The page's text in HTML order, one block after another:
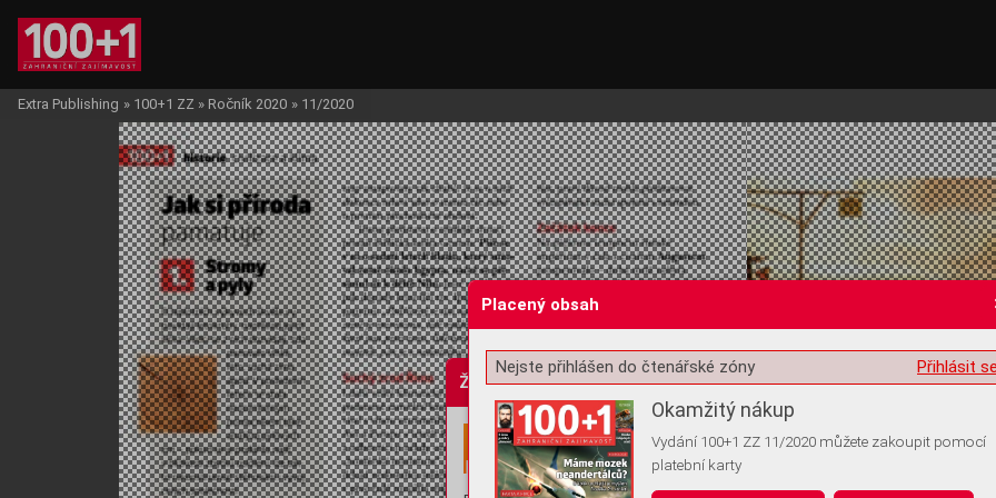
Žádost o souhlas s ukládáním volitelných informací
Extra Publishing » 100+1 ZZ » Ročník 2020 » 11/2020
Placený obsah
Přihlásit
Nejste přihlášen do čtenářské zóny
Okamžitý nákup
Vydání 100+1 ZZ 11/2020 můžete zakoupit pomocí
platební karty